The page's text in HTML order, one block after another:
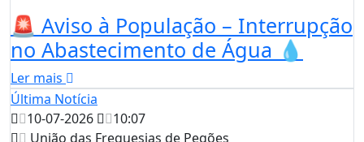
🚨 Aviso à População – Interrupção
no Abastecimento de Água 💧
Ler mais
Última Notícia
10-07-2026
10:07
União das Freguesias de Pegões